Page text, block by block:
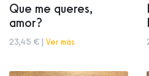
Que me queres,
amor?
23,45 € | Ver más